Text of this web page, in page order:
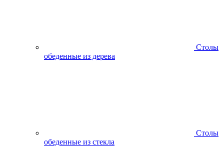
Столы
обеденные из дерева
Столы
обеденные из стекла